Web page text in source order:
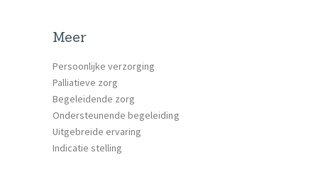
Meer
Persoonlijke verzorging
Palliatieve zorg
Begeleidende zorg
Ondersteunende begeleiding
Uitgebreide ervaring
Indicatie stelling